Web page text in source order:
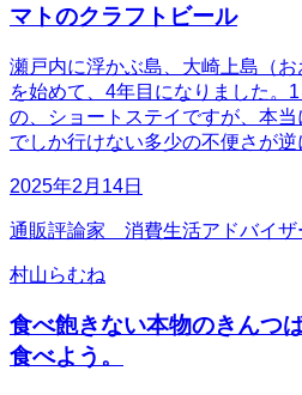
マトのクラフトビール
瀬戸内に浮かぶ島、大崎上島（
を始めて、4年目になりました。
の、ショートステイですが、本
でしか行けない多少の不便さが逆
2025年2月14日
通販評論家 消費生活アドバイザ
村山らむね
食べ飽きない本物のきんつ
食べよう。